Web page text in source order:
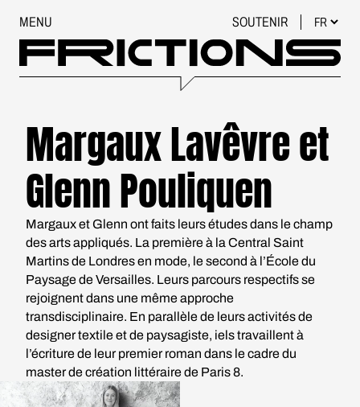
MENU SOUTENIR
Margaux Lavêvre et
Glenn Pouliquen
Margaux et Glenn ont faits leurs études dans le champ
des arts appliqués. La première à la Central Saint
Martins de Londres en mode, le second à l’École du
Paysage de Versailles. Leurs parcours respectifs se
rejoignent dans une même approche
transdisciplinaire. En parallèle de leurs activités de
designer textile et de paysagiste, iels travaillent à
l’écriture de leur premier roman dans le cadre du
master de création littéraire de Paris 8.